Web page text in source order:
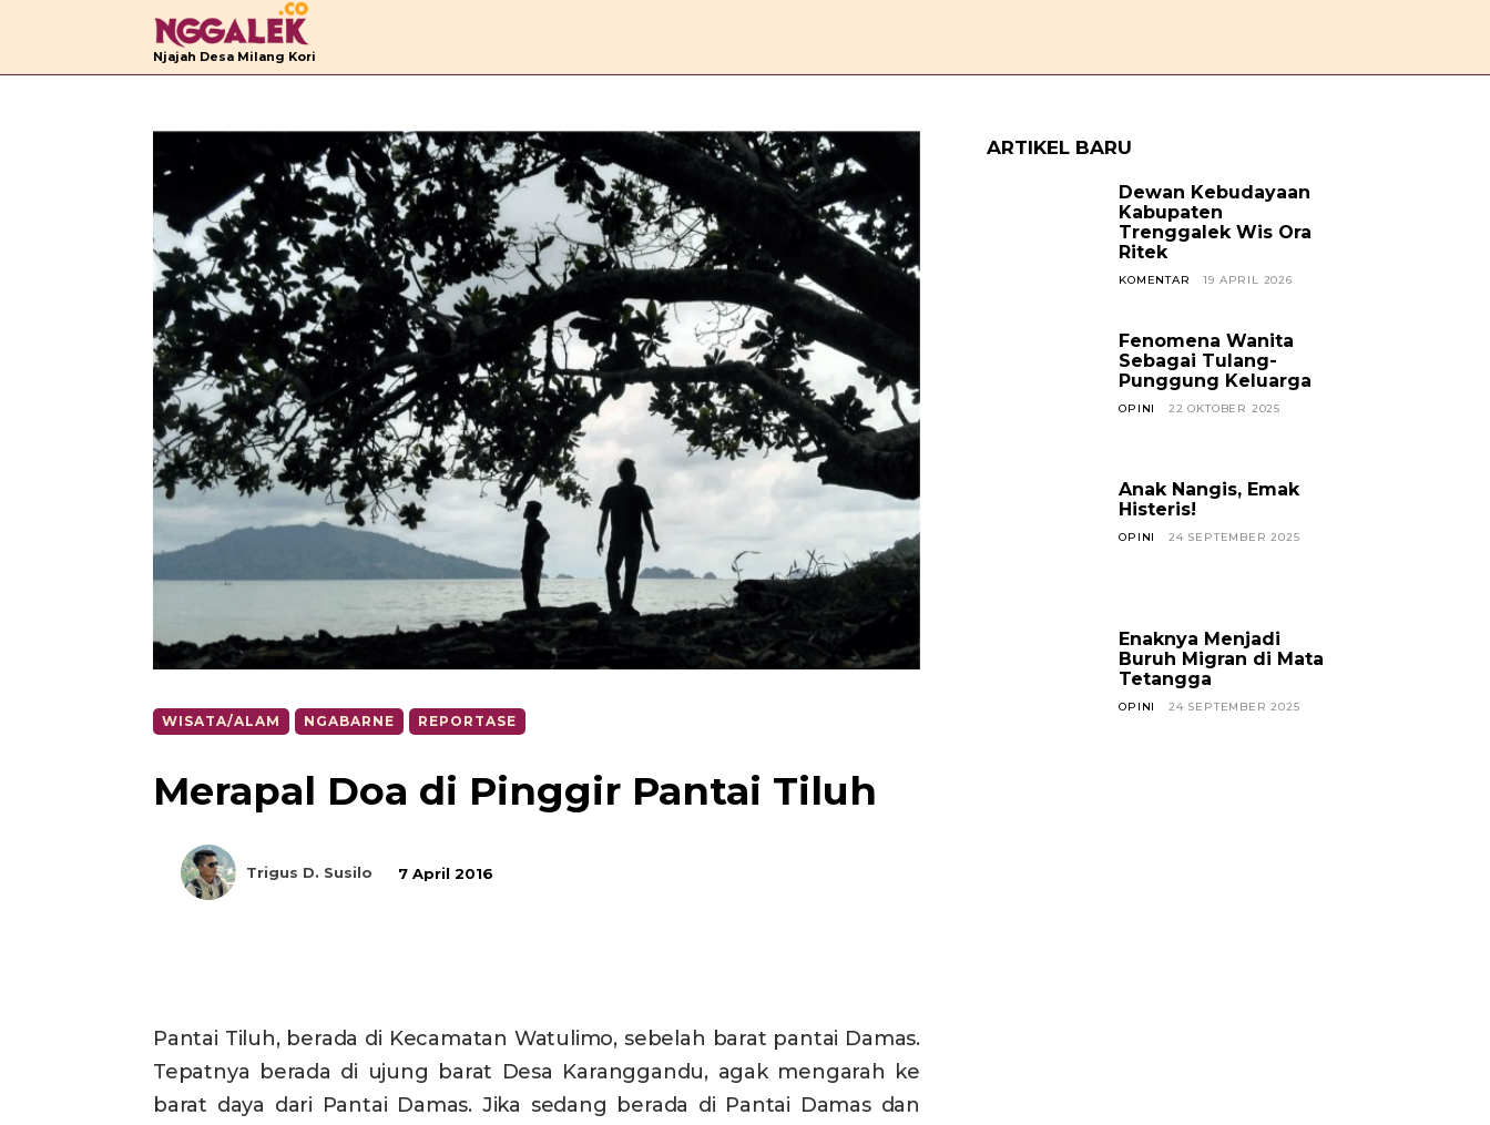
Njajah Desa Milang Kori
WISATA/ALAM NGABARNE REPORTASE
Merapal Doa di Pinggir Pantai Tiluh
Trigus D. Susilo 7 April 2016
Pantai Tiluh, berada di Kecamatan Watulimo, sebelah barat pantai Damas.
Tepatnya berada di ujung barat Desa Karanggandu, agak mengarah ke
barat daya dari Pantai Damas. Jika sedang berada di Pantai Damas dan
ARTIKEL BARU
Dewan Kebudayaan
Kabupaten
Trenggalek Wis Ora
Ritek
KOMENTAR 19 APRIL 2026
Fenomena Wanita
Sebagai Tulang-
Punggung Keluarga
OPINI 22 OKTOBER 2025
Anak Nangis, Emak
Histeris!
OPINI 24 SEPTEMBER 2025
Enaknya Menjadi
Buruh Migran di Mata
Tetangga
OPINI 24 SEPTEMBER 2025